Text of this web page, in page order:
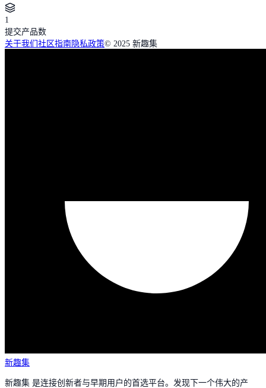
1
提交产品数
关于我们 社区指南隐私政策© 2025 新趣集
新趣集
新趣集 是连接创新者与早期用户的首选平台。发现下一个伟大的产